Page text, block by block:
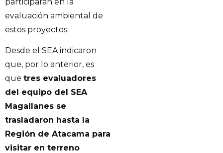
evaluación ambiental de
estos proyectos.
Desde el SEA indicaron
que, por lo anterior, es
que tres evaluadores
del equipo del SEA
Magallanes se
trasladaron hasta la
Región de Atacama para
visitar en terreno